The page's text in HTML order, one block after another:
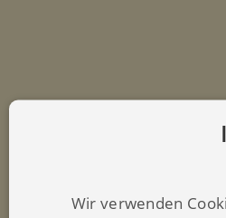
Wir verwenden